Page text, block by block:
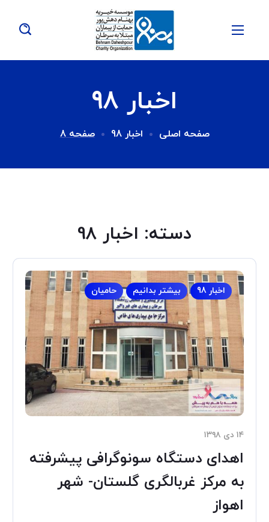
اخبار 98
صفحه اصلی اخبار 98 صفحه 8
دسته: اخبار 98
اخبار 98 بیشتر بدانیم حامیان
۱۴ دی ۱۳۹۸
اهدای دستگاه سونوگرافی پیشرفته
به مرکز غربالگری گلستان- شهر
اهواز